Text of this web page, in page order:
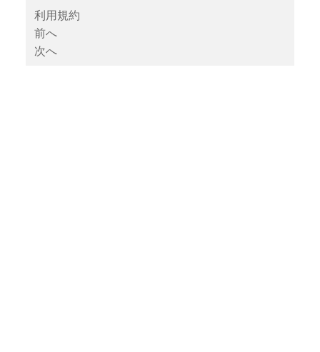
利用規約
前へ
次へ